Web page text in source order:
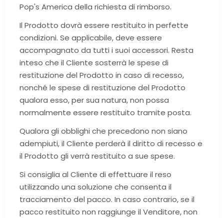
Pop's America della richiesta di rimborso.
Il Prodotto dovrà essere restituito in perfette
condizioni. Se applicabile, deve essere
accompagnato da tutti i suoi accessori. Resta
inteso che il Cliente sosterrà le spese di
restituzione del Prodotto in caso di recesso,
nonché le spese di restituzione del Prodotto
qualora esso, per sua natura, non possa
normalmente essere restituito tramite posta.
Qualora gli obblighi che precedono non siano
adempiuti, il Cliente perderà il diritto di recesso e
il Prodotto gli verrà restituito a sue spese.
Si consiglia al Cliente di effettuare il reso
utilizzando una soluzione che consenta il
tracciamento del pacco. In caso contrario, se il
pacco restituito non raggiunge il Venditore, non